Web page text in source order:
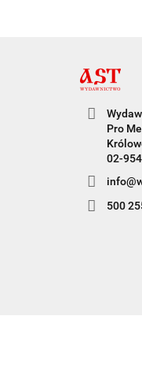
Pro
02-
500